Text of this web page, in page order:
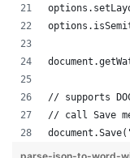
// supports
// call Save